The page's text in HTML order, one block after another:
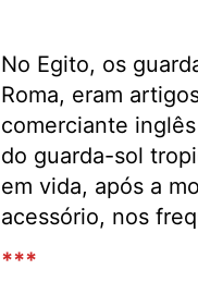
No Egito, os
Roma, eram
comerciante
do guarda-sol
em vida, após a
acessório, nos
***